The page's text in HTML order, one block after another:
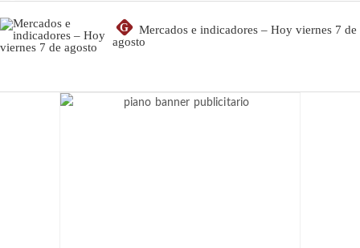
G
Mercados e indicadores – Hoy viernes 7 de
agosto